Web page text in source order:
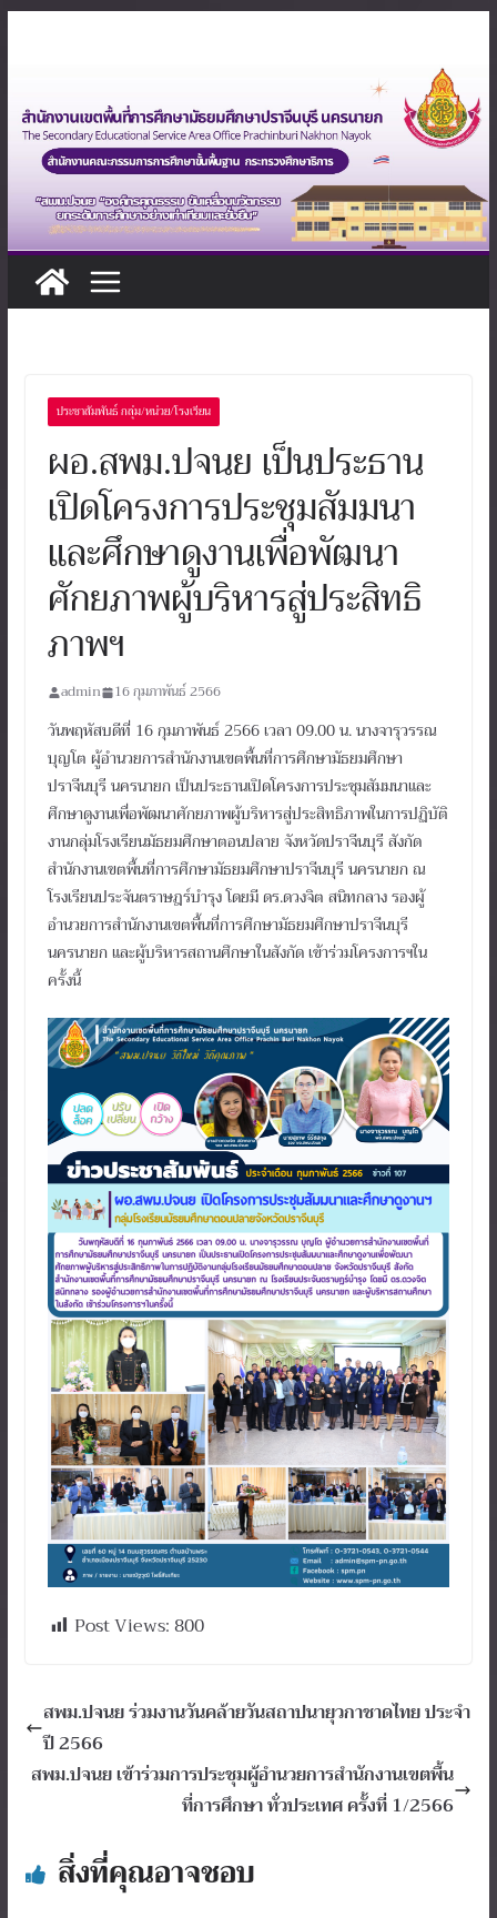
ประชาสัมพันธ์ กลุ่ม/หน่วย/โรงเรียน
ผอ.สพม.ปจนย เป็นประธาน
เปิดโครงการประชุมสัมมนา
และศึกษาดูงานเพื่อพัฒนา
ศักยภาพผู้บริหารสู่ประสิทธิ
ภาพฯ
admin 16 กุมภาพันธ์ 2566
วันพฤหัสบดีที่ 16 กุมภาพันธ์ 2566 เวลา 09.00 น. นางจารุวรรณ
บุญโต ผู้อำนวยการสำนักงานเขตพื้นที่การศึกษามัธยมศึกษา
ปราจีนบุรี นครนายก เป็นประธานเปิดโครงการประชุมสัมมนาและ
ศึกษาดูงานเพื่อพัฒนาศักยภาพผู้บริหารสู่ประสิทธิภาพในการปฏิบัติ
งานกลุ่มโรงเรียนมัธยมศึกษาตอนปลาย จังหวัดปราจีนบุรี สังกัด
สำนักงานเขตพื้นที่การศึกษามัธยมศึกษาปราจีนบุรี นครนายก ณ
โรงเรียนประจันตราษฎร์บำรุง โดยมี ดร.ดวงจิต สนิทกลาง รองผู้
อำนวยการสำนักงานเขตพื้นที่การศึกษามัธยมศึกษาปราจีนบุรี
นครนายก และผู้บริหารสถานศึกษาในสังกัด เข้าร่วมโครงการฯใน
ครั้งนี้
Post Views:800
สพม.ปจนย ร่วมงานวันคล้ายวันสถาปนายุวกาชาดไทย ประจำ
ปี 2566
สพม.ปจนย เข้าร่วมการประชุมผู้อำนวยการสำนักงานเขตพื้น
ที่การศึกษา ทั่วประเทศ ครั้งที่ 1/2566
สิ่งที่คุณอาจชอบ